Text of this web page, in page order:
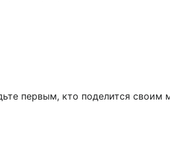
первым, кто поделится своим